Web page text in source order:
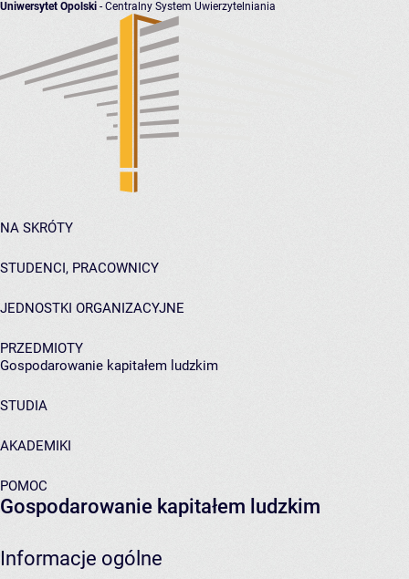
Uniwersytet Opolski - Centralny System Uwierzytelniania
NA SKRÓTY
STUDENCI, PRACOWNICY
JEDNOSTKI ORGANIZACYJNE
PRZEDMIOTY
Gospodarowanie kapitałem ludzkim
STUDIA
AKADEMIKI
POMOC
Gospodarowanie kapitałem ludzkim
Informacje ogólne